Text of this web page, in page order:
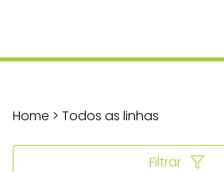
Home > Todos as linhas
Filtrar